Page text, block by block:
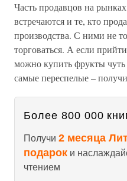
Часть продавцов на
встречаются и те, кто
производства. С ними не
торговаться. А если
можно купить фрукты
самые переспелые –
Более 800 000
Получи 2 месяца
подарок и
чтением